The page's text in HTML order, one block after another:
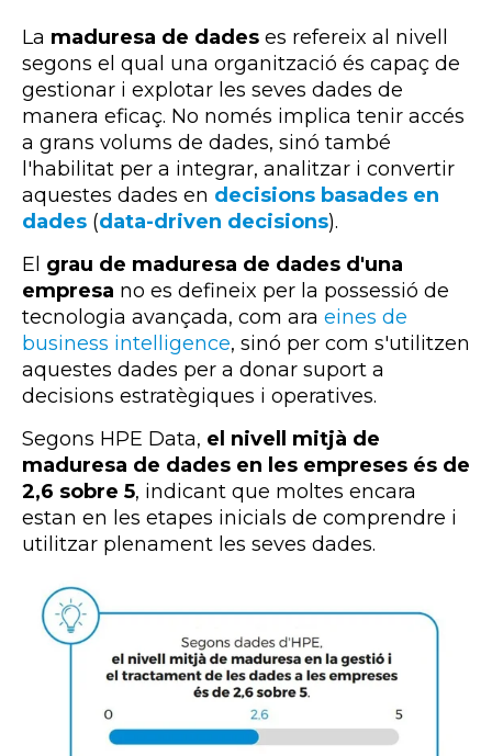
La maduresa de dades es refereix al nivell
segons el qual una organització és capaç de
gestionar i explotar les seves dades de
manera eficaç. No només implica tenir accés
a grans volums de dades, sinó també
l'habilitat per a integrar, analitzar i convertir
aquestes dades en decisions basades en
dades (data-driven decisions).
El grau de maduresa de dades d'una
empresa no es defineix per la possessió de
tecnologia avançada, com ara eines de
business intelligence, sinó per com s'utilitzen
aquestes dades per a donar suport a
decisions estratègiques i operatives.
Segons HPE Data, el nivell mitjà de
maduresa de dades en les empreses és de
2,6 sobre 5, indicant que moltes encara
estan en les etapes inicials de comprendre i
utilitzar plenament les seves dades.